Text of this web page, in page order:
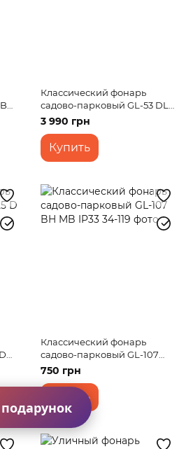
Классический фонарь
садово-парковый GL-53 DL
IP44
3 990 грн
Купить
Классический фонарь
садово-парковый GL-107
BH MB IP33
750 грн
Купить